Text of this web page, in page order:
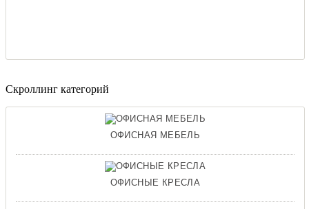
Скроллинг категорий
ОФИСНАЯ МЕБЕЛЬ
ОФИСНЫЕ КРЕСЛА